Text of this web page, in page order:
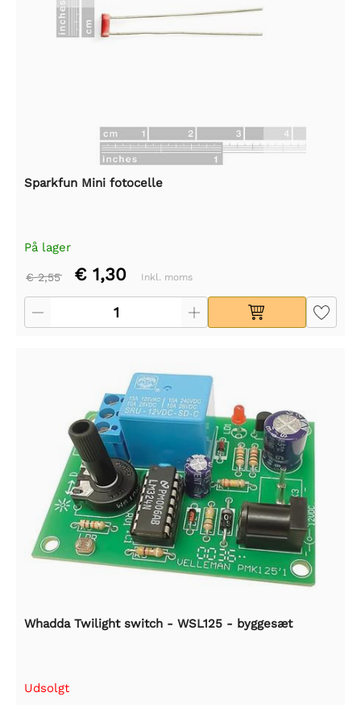
Sparkfun Mini fotocelle
På lager
€ 2,55 € 1,30 Inkl. moms
Whadda Twilight switch - WSL125 - byggesæt
Udsolgt